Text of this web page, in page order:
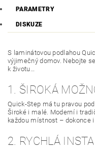
PARAMETRY
DISKUZE
S laminátovou podlahou
výjimečný domov. Nebojte
k životu…
1. ŠIROKÁ
Quick-Step má tu pravou
Široké i malé. Moderní i
každou místnost – dokonce
2. RYCHLÁ